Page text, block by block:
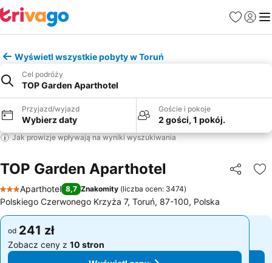
Ulubione
Wyświetl wszystkie pobyty w Toruń
Cel podróży
TOP Garden Aparthotel
Przyjazd/wyjazd
Wybierz daty
Goście i pokoje
2 gości, 1 pokój.
Jak prowizje wpływają na wyniki wyszukiwania
TOP Garden Aparthotel
3 Kategoria
Aparthotel 8,7 Znakomity (liczba ocen: 3474)
Polskiego Czerwonego Krzyża 7, Toruń, 87-100, Polska
od 241 zł
Zobacz ceny z 10 stron
od 241 zł
Zobacz ceny z 10 stron